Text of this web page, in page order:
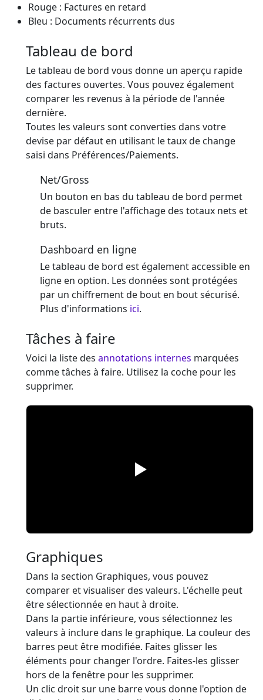
Rouge : Factures en retard
Bleu : Documents récurrents dus
Tableau de bord
Le tableau de bord vous donne un aperçu rapide
des factures ouvertes. Vous pouvez également
comparer les revenus à la période de l'année
dernière.
Toutes les valeurs sont converties dans votre
devise par défaut en utilisant le taux de change
saisi dans Préférences/Paiements.
Net/Gross
Un bouton en bas du tableau de bord permet
de basculer entre l'affichage des totaux nets et
bruts.
Dashboard en ligne
Le tableau de bord est également accessible en
ligne en option. Les données sont protégées
par un chiffrement de bout en bout sécurisé.
Plus d'informations ici.
Tâches à faire
Voici la liste des annotations internes marquées
comme tâches à faire. Utilisez la coche pour les
supprimer.
Graphiques
Dans la section Graphiques, vous pouvez
comparer et visualiser des valeurs. L'échelle peut
être sélectionnée en haut à droite.
Dans la partie inférieure, vous sélectionnez les
valeurs à inclure dans le graphique. La couleur des
barres peut être modifiée. Faites glisser les
éléments pour changer l'ordre. Faites-les glisser
hors de la fenêtre pour les supprimer.
Un clic droit sur une barre vous donne l'option de